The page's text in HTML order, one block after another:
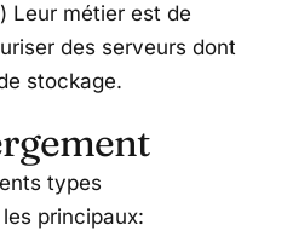
Leur métier est de
des serveurs dont
stockage.
types
principaux: